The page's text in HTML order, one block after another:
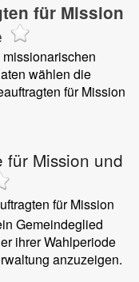
für Mission
wählen die
für Mission
für Mission und
für Mission
Gemeindeglied
ihrer Wahlperiode
anzuzeigen.